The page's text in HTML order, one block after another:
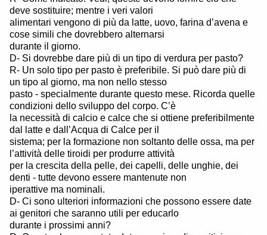
deve sostituire; mentre i veri valori
alimentari vengono di più da latte, uovo, farina d’avena e
cose simili che dovrebbero alternarsi
durante il giorno.
D- Si dovrebbe dare più di un tipo di verdura per pasto?
R- Un solo tipo per pasto è preferibile. Si può dare più di
un tipo al giorno, ma non nello stesso
pasto - specialmente durante questo mese. Ricorda quelle
condizioni dello sviluppo del corpo. C’è
la necessità di calcio e calce che si ottiene preferibilmente
dal latte e dall’Acqua di Calce per il
sistema; per la formazione non soltanto delle ossa, ma per
l’attività delle tiroidi per produrre attività
per la crescita della pelle, dei capelli, delle unghie, dei
denti - tutte devono essere mantenute non
iperattive ma nominali.
D- Ci sono ulteriori informazioni che possono essere date
ai genitori che saranno utili per educarlo
durante i prossimi anni?